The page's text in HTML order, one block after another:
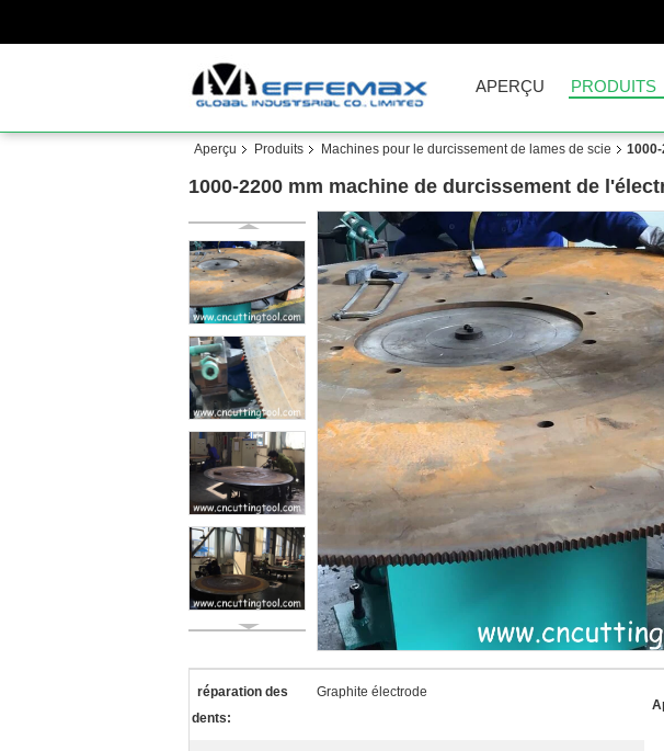
APERÇU PRODUITS
Aperçu Produits Machines pour le durcissement de lames de scie
1000-2200 mm machine de durcissement de
réparation des
dents:
Graphite électrode